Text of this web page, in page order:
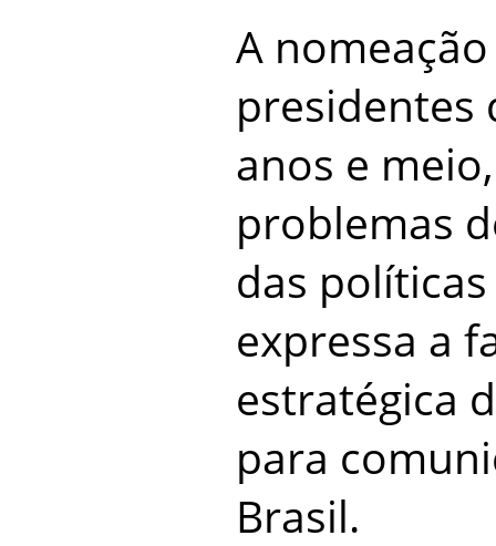
A
presidentes
anos e
problemas
das
expressa a
estratégica
para
Brasil.